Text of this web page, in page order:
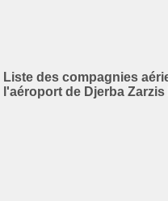
Liste des compagnies
l'aéroport de Djerba